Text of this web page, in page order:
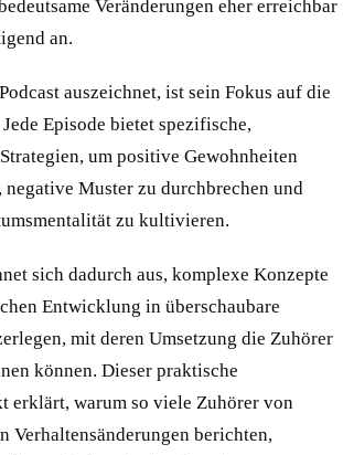
Veränderungen eher erreichbar
an.
auszeichnet, ist sein Fokus auf die
Episode bietet spezifische,
um positive Gewohnheiten
negative Muster zu durchbrechen und
zu kultivieren.
sich dadurch aus, komplexe Konzepte
Entwicklung in überschaubare
mit deren Umsetzung die Zuhörer
können. Dieser praktische
erklärt, warum so viele Zuhörer von
Verhaltensänderungen berichten,